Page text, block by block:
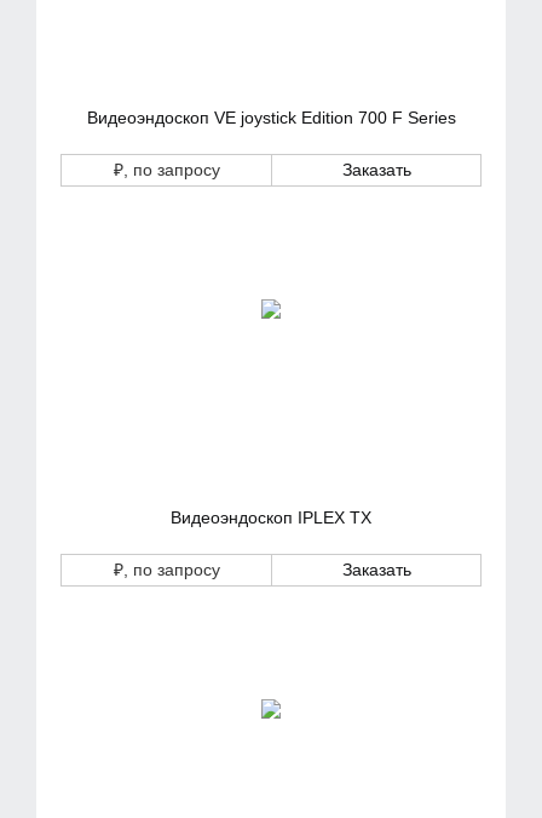
Видеоэндоскоп VE joystick Edition 700 F Series
₽, по запросу Заказать
Видеоэндоскоп IPLEX TX
₽, по запросу Заказать